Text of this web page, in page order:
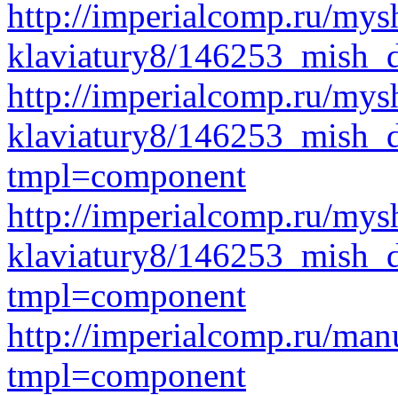
http://imperialcomp.ru/
klaviatury8/
http://imperialcomp.ru/
klaviatury8/
tmpl=component
http://imperialcomp.ru/
klaviatury8/
tmpl=component
http://imperialcomp.ru/
tmpl=component